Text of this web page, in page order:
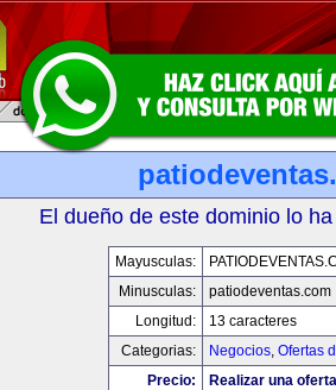
El dueño de este dominio lo
Mayusculas:
Minusculas:
patiodeventas.com
Longitud:
13 caracteres
Categorias:
Negocios, Ofertas
Precio:
Realizar una